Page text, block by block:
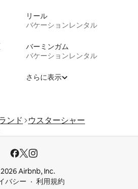
リール
バケーションレンタル
バーミンガム
バケーションレンタル
さらに表示
ンド
ウスターシャー
Airbnb, Inc.
バシー
利用規約